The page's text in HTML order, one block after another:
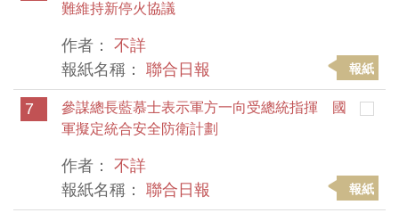
難維持新停火協議
作者： 不詳
報紙名稱： 聯合日報 報紙
7
參謀總長藍慕士表示軍方一向受總統指揮 國
軍擬定統合安全防衛計劃
作者： 不詳
報紙名稱： 聯合日報 報紙